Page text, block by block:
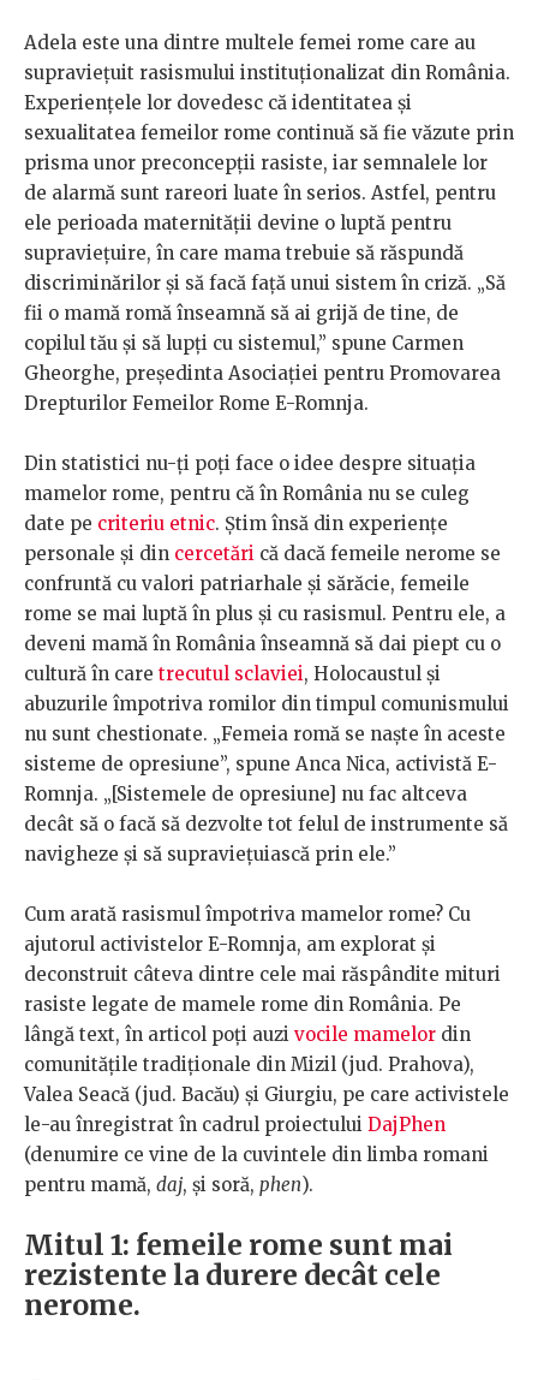
Adela este una dintre multele femei rome care au
supraviețuit rasismului instituționalizat din România.
Experiențele lor dovedesc că identitatea și
sexualitatea femeilor rome continuă să fie văzute prin
prisma unor preconcepții rasiste, iar semnalele lor
de alarmă sunt rareori luate în serios. Astfel, pentru
ele perioada maternității devine o luptă pentru
supraviețuire, în care mama trebuie să răspundă
discriminărilor și să facă față unui sistem în criză. „Să
fii o mamă romă înseamnă să ai grijă de tine, de
copilul tău și să lupți cu sistemul,” spune Carmen
Gheorghe, președinta Asociației pentru Promovarea
Drepturilor Femeilor Rome E-Romnja.
Din statistici nu-ți poți face o idee despre situația
mamelor rome, pentru că în România nu se culeg
date pe criteriu etnic. Știm însă din experiențe
personale și din cercetări că dacă femeile nerome se
confruntă cu valori patriarhale și sărăcie, femeile
rome se mai luptă în plus și cu rasismul. Pentru ele, a
deveni mamă în România înseamnă să dai piept cu o
cultură în care trecutul sclaviei, Holocaustul și
abuzurile împotriva romilor din timpul comunismului
nu sunt chestionate. „Femeia romă se naște în aceste
sisteme de opresiune”, spune Anca Nica, activistă E-
Romnja. „[Sistemele de opresiune] nu fac altceva
decât să o facă să dezvolte tot felul de instrumente să
navigheze și să supraviețuiască prin ele.”
Cum arată rasismul împotriva mamelor rome? Cu
ajutorul activistelor E-Romnja, am explorat și
deconstruit câteva dintre cele mai răspândite mituri
rasiste legate de mamele rome din România. Pe
lângă text, în articol poți auzi vocile mamelor din
comunitățile tradiționale din Mizil (jud. Prahova),
Valea Seacă (jud. Bacău) și Giurgiu, pe care activistele
le-au înregistrat în cadrul proiectului DajPhen
(denumire ce vine de la cuvintele din limba romani
pentru mamă, daj, și soră, phen).
Mitul 1: femeile rome sunt mai
rezistente la durere decât cele
nerome.